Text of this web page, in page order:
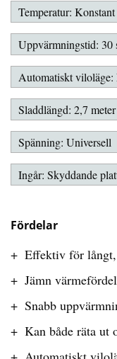
Fördelar
Effektiv för
Jämn
Snabb
Kan både räta ut
Temperatur:
Uppvärmningstid: 30
Automatiskt viloläge:
Sladdlängd: 2,7
Spänning: Universell
Ingår: Skyddande